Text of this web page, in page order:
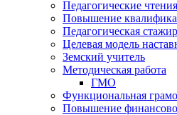
Педагогические чтения
Повышение
Педагогическая
Целевая модель
Земский учитель
Методическая работа
ГМО
Функциональная
Повышение